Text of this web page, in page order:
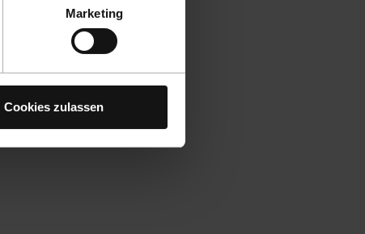
Marketing
Cookies zulassen